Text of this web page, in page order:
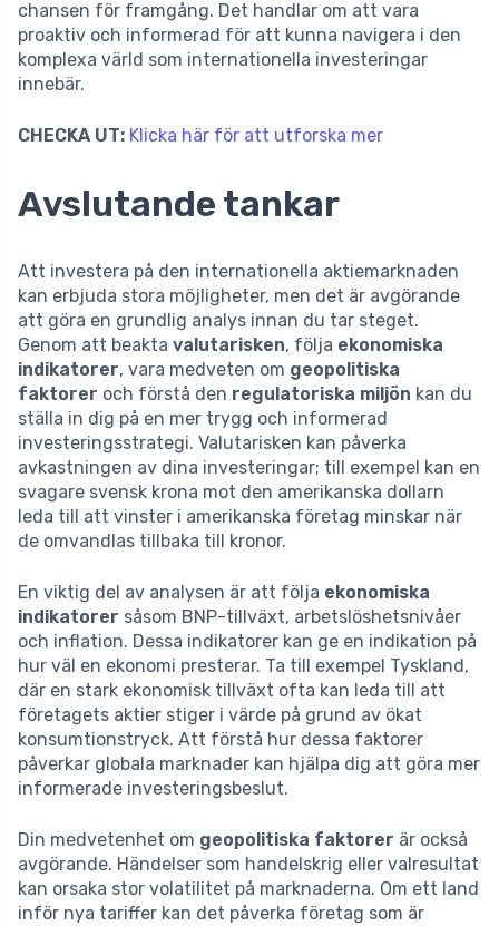
chansen för framgång. Det handlar om att vara
proaktiv och informerad för att kunna navigera i den
komplexa värld som internationella investeringar
innebär.
CHECKA UT: Klicka här för att utforska mer
Avslutande tankar
Att investera på den internationella aktiemarknaden
kan erbjuda stora möjligheter, men det är avgörande
att göra en grundlig analys innan du tar steget.
Genom att beakta valutarisken, följa ekonomiska
indikatorer, vara medveten om geopolitiska
faktorer och förstå den regulatoriska miljön kan du
ställa in dig på en mer trygg och informerad
investeringsstrategi. Valutarisken kan påverka
avkastningen av dina investeringar; till exempel kan en
svagare svensk krona mot den amerikanska dollarn
leda till att vinster i amerikanska företag minskar när
de omvandlas tillbaka till kronor.
En viktig del av analysen är att följa ekonomiska
indikatorer såsom BNP-tillväxt, arbetslöshetsnivåer
och inflation. Dessa indikatorer kan ge en indikation på
hur väl en ekonomi presterar. Ta till exempel Tyskland,
där en stark ekonomisk tillväxt ofta kan leda till att
företagets aktier stiger i värde på grund av ökat
konsumtionstryck. Att förstå hur dessa faktorer
påverkar globala marknader kan hjälpa dig att göra mer
informerade investeringsbeslut.
Din medvetenhet om geopolitiska faktorer är också
avgörande. Händelser som handelskrig eller valresultat
kan orsaka stor volatilitet på marknaderna. Om ett land
inför nya tariffer kan det påverka företag som är